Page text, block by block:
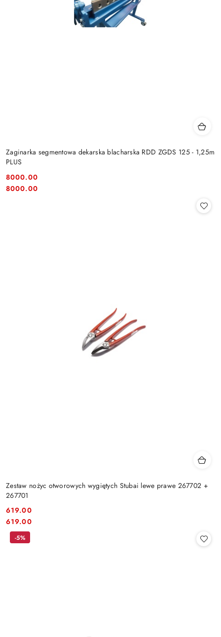
Zaginarka segmentowa dekarska blacharska RDD ZGDS 125 - 1,25m
PLUS
Cena:
8000.00
Cena:
8000.00
Zestaw nożyc otworowych wygiętych Stubai lewe prawe 267702 +
267701
Cena:
619.00
Cena:
619.00
-5%